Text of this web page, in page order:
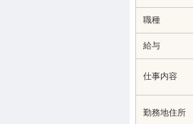
職種
給与
仕事内容
勤務地住所